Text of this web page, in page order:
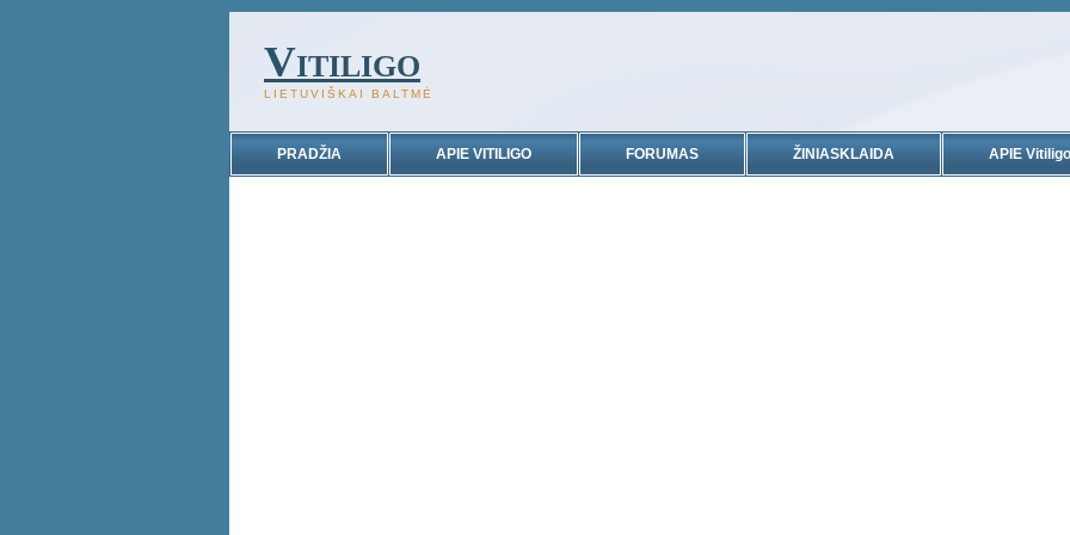
Vitiligo
LIETUVIŠKAI BALTMĖ
PRADŽIA APIE VITILIGO FORUMAS ŽINIASKLAIDA APIE